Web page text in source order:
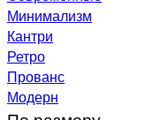
Минимализм
Кантри
Ретро
Прованс
Модерн